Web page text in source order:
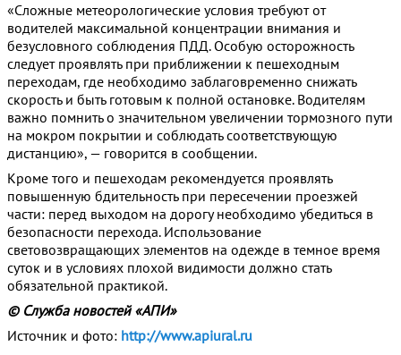
«Сложные метеорологические условия требуют от
водителей максимальной концентрации внимания и
безусловного соблюдения ПДД. Особую осторожность
следует проявлять при приближении к пешеходным
переходам, где необходимо заблаговременно снижать
скорость и быть готовым к полной остановке. Водителям
важно помнить о значительном увеличении тормозного пути
на мокром покрытии и соблюдать соответствующую
дистанцию», — говорится в сообщении.
Кроме того и пешеходам рекомендуется проявлять
повышенную бдительность при пересечении проезжей
части: перед выходом на дорогу необходимо убедиться в
безопасности перехода. Использование
световозвращающих элементов на одежде в темное время
суток и в условиях плохой видимости должно стать
обязательной практикой.
© Служба новостей «АПИ»
Источник и фото: http://www.apiural.ru